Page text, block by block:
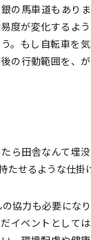
銀の馬車道もあり
度が変化するよ
。もし自転車を
の行動範囲を、
ら田舎なんて埋
たせるような仕掛
の協力も必要にな
イベントとして